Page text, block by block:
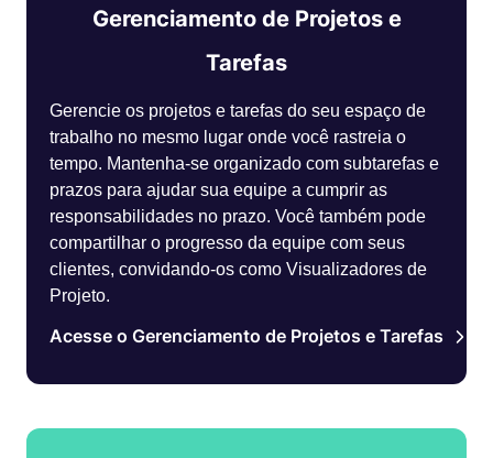
Gerenciamento de Projetos e
Tarefas
Gerencie os projetos e tarefas do seu espaço de
trabalho no mesmo lugar onde você rastreia o
tempo. Mantenha-se organizado com subtarefas e
prazos para ajudar sua equipe a cumprir as
responsabilidades no prazo. Você também pode
compartilhar o progresso da equipe com seus
clientes, convidando-os como Visualizadores de
Projeto.
Acesse o Gerenciamento de Projetos e Tarefas